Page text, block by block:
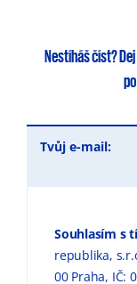
Nestíháš číst?
Tvůj e-mail:
Souhlasím s
republika,
00 Praha, IČ: